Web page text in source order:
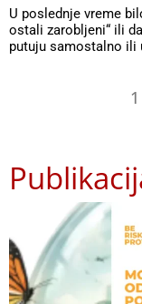
U poslednje vreme
ostali zarobljeni“ ili
putuju samostalno ili
1